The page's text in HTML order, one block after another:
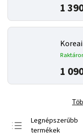
1
1
Legnépszerűbb
termékek